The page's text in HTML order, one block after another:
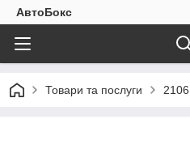
АвтоБокс
Товари та послуги 2106